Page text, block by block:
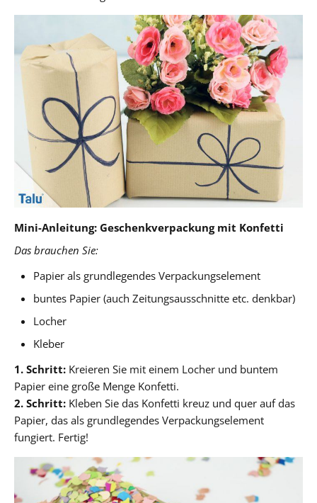
Mini-Anleitung: Geschenkverpackung mit Konfetti
Das brauchen Sie:
Papier als grundlegendes Verpackungselement
buntes Papier (auch Zeitungsausschnitte etc. denkbar)
Locher
Kleber
1. Schritt: Kreieren Sie mit einem Locher und buntem
Papier eine große Menge Konfetti.
2. Schritt: Kleben Sie das Konfetti kreuz und quer auf das
Papier, das als grundlegendes Verpackungselement
fungiert. Fertig!